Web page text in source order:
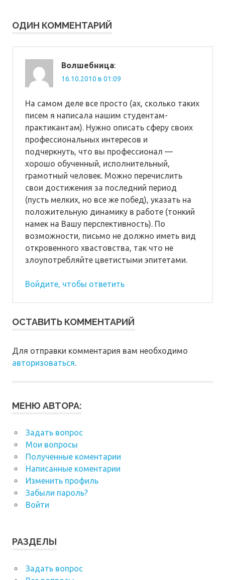
ОДИН КОММЕНТАРИЙ
Волшебница:
16.10.2010 в 01:09
На самом деле все просто (ах, сколько таких
писем я написала нашим студентам-
практикантам). Нужно описать сферу своих
профессиональных интересов и
подчеркнуть, что вы профессионал —
хорошо обученный, исполнительный,
грамотный человек. Можно перечислить
свои достижения за последний период
(пусть мелких, но все же побед), указать на
положительную динамику в работе (тонкий
намек на Вашу перспективность). По
возможности, письмо не должно иметь вид
откровенного хвастовства, так что не
злоупотребляйте цветистыми эпитетами.
Войдите, чтобы ответить
ОСТАВИТЬ КОММЕНТАРИЙ
Для отправки комментария вам необходимо
авторизоваться.
МЕНЮ АВТОРА:
Задать вопрос
Мои вопросы
Полученные коментарии
Написанные коментарии
Изменить профиль
Забыли пароль?
Войти
РАЗДЕЛЫ
Задать вопрос